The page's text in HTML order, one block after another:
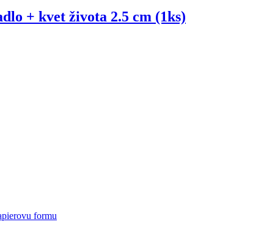
+ kvet života 2.5 cm (1ks)
formu